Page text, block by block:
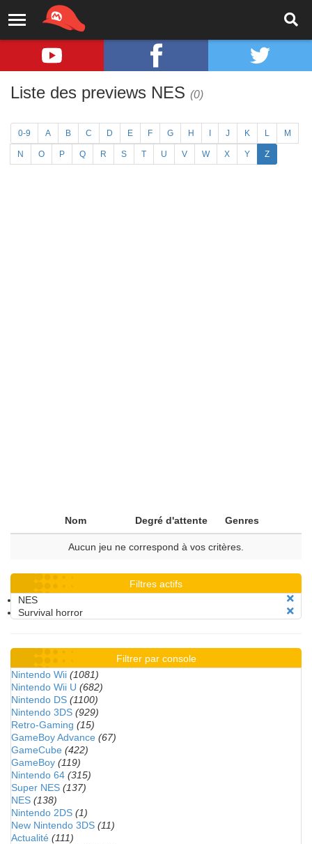
Liste des previews NES (0)
0-9 A B C D E F G H J K L M
N O P Q R S T U V W X Y Z
Nom Degré d'attente Genres
Aucun jeu ne correspond à vos critères.
Filtres actifs
NES
Survival horror
Filtrer par console
Nintendo Wii (1081)
Nintendo Wii U (682)
Nintendo DS (1100)
Nintendo 3DS (929)
Retro-Gaming (15)
GameBoy Advance (67)
GameCube (422)
GameBoy (119)
Nintendo 64 (315)
Super NES (137)
NES (138)
Nintendo 2DS (1)
New Nintendo 3DS (11)
Actualité (111)